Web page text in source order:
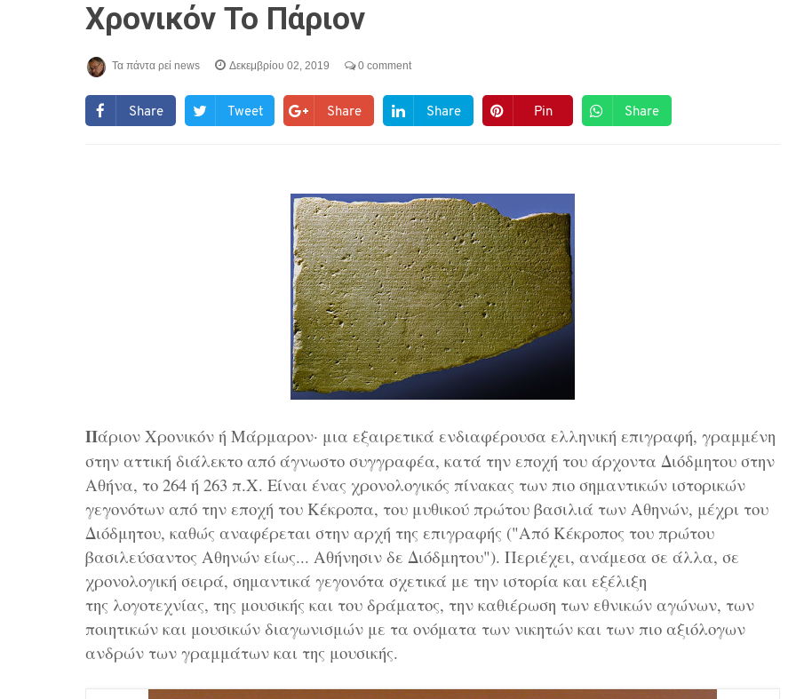
Χρονικόν Το Πάριον
Τα πάντα ρεί news Δεκεμβρίου 02, 2019 0 comment
Share Tweet Share Share Pin Share
Πάριον Χρονικόν ή Μάρμαρον· μια εξαιρετικά ενδιαφέρουσα ελληνική επιγραφή, γραμμένη
στην αττική διάλεκτο από άγνωστο συγγραφέα, κατά την εποχή του άρχοντα Διόδμητου στην
Αθήνα, το 264 ή 263 π.Χ. Είναι ένας χρονολογικός πίνακας των πιο σημαντικών ιστορικών
γεγονότων από την εποχή του Κέκροπα, του μυθικού πρώτου βασιλιά των Αθηνών, μέχρι του
Διόδμητου, καθώς αναφέρεται στην αρχή της επιγραφής ("Από Κέκροπος του πρώτου
βασιλεύσαντος Αθηνών είως... Αθήνησιν δε Διόδμητου"). Περιέχει, ανάμεσα σε άλλα, σε
χρονολογική σειρά, σημαντικά γεγονότα σχετικά με την ιστορία και εξέλιξη
της λογοτεχνίας, της μουσικής και του δράματος, την καθιέρωση των εθνικών αγώνων, των
ποιητικών και μουσικών διαγωνισμών με τα ονόματα των νικητών και των πιο αξιόλογων
ανδρών των γραμμάτων και της μουσικής.